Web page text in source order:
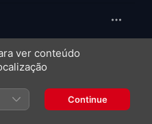
ver conteúdo
Continue